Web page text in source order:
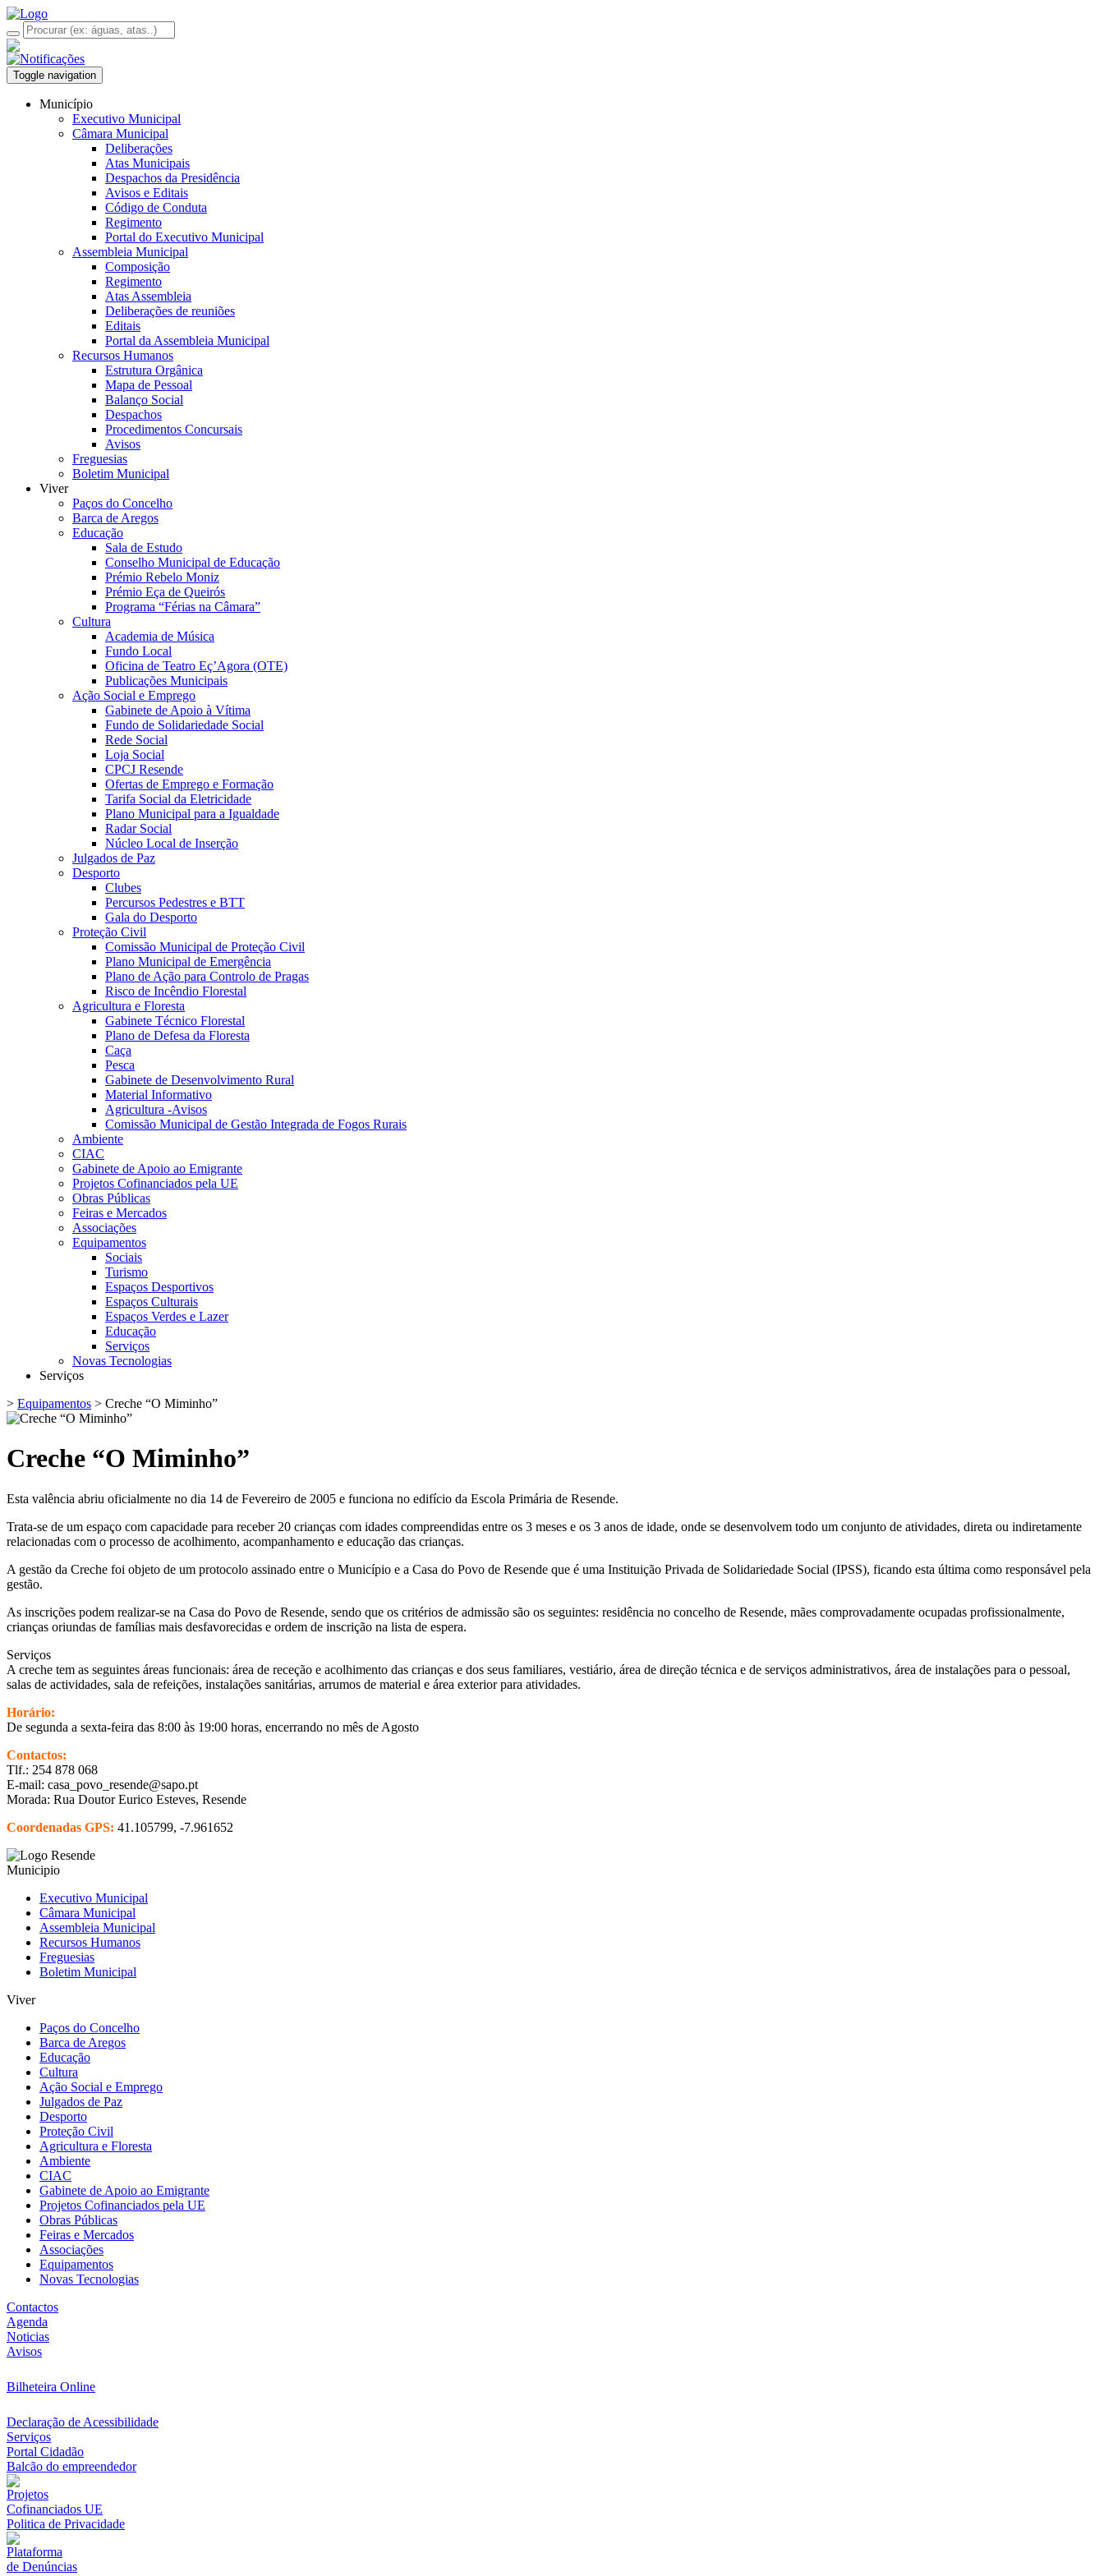
Toggle navigation
Município
Executivo Municipal
Câmara Municipal
Deliberações
Atas Municipais
Despachos da Presidência
Avisos e Editais
Código de Conduta
Regimento
Portal do Executivo Municipal
Assembleia Municipal
Composição
Regimento
Atas Assembleia
Deliberações de reuniões
Editais
Portal da Assembleia Municipal
Recursos Humanos
Estrutura Orgânica
Mapa de Pessoal
Balanço Social
Despachos
Procedimentos Concursais
Avisos
Freguesias
Boletim Municipal
Viver
Paços do Concelho
Barca de Aregos
Educação
Sala de Estudo
Conselho Municipal de Educação
Prémio Rebelo Moniz
Prémio Eça de Queirós
Programa “Férias na Câmara”
Cultura
Academia de Música
Fundo Local
Oficina de Teatro Eç’Agora (OTE)
Publicações Municipais
Ação Social e Emprego
Gabinete de Apoio à Vítima
Fundo de Solidariedade Social
Rede Social
Loja Social
CPCJ Resende
Ofertas de Emprego e Formação
Tarifa Social da Eletricidade
Plano Municipal para a Igualdade
Radar Social
Núcleo Local de Inserção
Julgados de Paz
Desporto
Clubes
Percursos Pedestres e BTT
Gala do Desporto
Proteção Civil
Comissão Municipal de Proteção Civil
Plano Municipal de Emergência
Plano de Ação para Controlo de Pragas
Risco de Incêndio Florestal
Agricultura e Floresta
Gabinete Técnico Florestal
Plano de Defesa da Floresta
Caça
Pesca
Gabinete de Desenvolvimento Rural
Material Informativo
Agricultura -Avisos
Comissão Municipal de Gestão Integrada de Fogos Rurais
Ambiente
CIAC
Gabinete de Apoio ao Emigrante
Projetos Cofinanciados pela UE
Obras Públicas
Feiras e Mercados
Associações
Equipamentos
Sociais
Turismo
Espaços Desportivos
Espaços Culturais
Espaços Verdes e Lazer
Educação
Serviços
Novas Tecnologias
Serviços
> Equipamentos > Creche “O Miminho”
Creche “O Miminho”
Esta valência abriu oficialmente no dia 14 de Fevereiro de 2005 e funciona no edifício da Escola Primária de Resende.
Trata-se de um espaço com capacidade para receber 20 crianças com idades compreendidas entre os 3 meses e os 3 anos de idade, onde se desenvolvem todo um conjunto de atividades, direta ou indiretamente
relacionadas com o processo de acolhimento, acompanhamento e educação das crianças.
A gestão da Creche foi objeto de um protocolo assinado entre o Município e a Casa do Povo de Resende que é uma Instituição Privada de Solidariedade Social (IPSS), ficando esta última como responsável pela
gestão.
As inscrições podem realizar-se na Casa do Povo de Resende, sendo que os critérios de admissão são os seguintes: residência no concelho de Resende, mães comprovadamente ocupadas profissionalmente,
crianças oriundas de famílias mais desfavorecidas e ordem de inscrição na lista de espera.
Serviços
A creche tem as seguintes áreas funcionais: área de receção e acolhimento das crianças e dos seus familiares, vestiário, área de direção técnica e de serviços administrativos, área de instalações para o pessoal,
salas de actividades, sala de refeições, instalações sanitárias, arrumos de material e área exterior para atividades.
Horário:
De segunda a sexta-feira das 8:00 às 19:00 horas, encerrando no mês de Agosto
Contactos:
Tlf.: 254 878 068
E-mail: casa_povo_resende@sapo.pt
Morada: Rua Doutor Eurico Esteves, Resende
Coordenadas GPS: 41.105799, -7.961652
Municipio
Executivo Municipal
Câmara Municipal
Assembleia Municipal
Recursos Humanos
Freguesias
Boletim Municipal
Viver
Paços do Concelho
Barca de Aregos
Educação
Cultura
Ação Social e Emprego
Julgados de Paz
Desporto
Proteção Civil
Agricultura e Floresta
Ambiente
CIAC
Gabinete de Apoio ao Emigrante
Projetos Cofinanciados pela UE
Obras Públicas
Feiras e Mercados
Associações
Equipamentos
Novas Tecnologias
Contactos
Agenda
Noticias
Avisos
Bilheteira Online
Declaração de Acessibilidade
Serviços
Portal Cidadão
Balcão do empreendedor
Projetos
Cofinanciados UE
Politica de Privacidade
Plataforma
de Denúncias